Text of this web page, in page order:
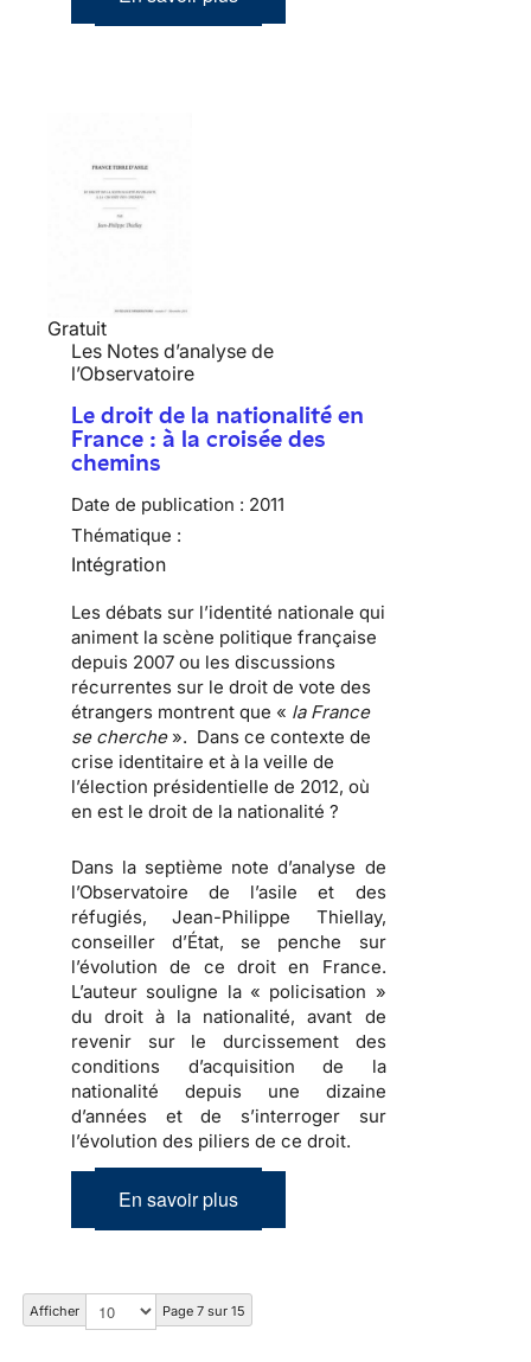
Gratuit
Les Notes d’analyse de
l’Observatoire
Le droit de la nationalité en
France : à la croisée des
chemins
Date de publication : 2011
Thématique :
Intégration
Les débats sur l’identité nationale qui
animent la scène politique française
depuis 2007 ou les discussions
récurrentes sur le droit de vote des
étrangers montrent que « la France
se cherche». Dans ce contexte de
crise identitaire et à la veille de
l’élection présidentielle de 2012, où
en est le droit de la nationalité ?
Dans la septième note d’analyse de
l’Observatoire de l’asile et des
réfugiés,Jean-Philippe Thiellay,
conseiller d’État, se penche sur
l’évolution de ce droit en France.
L’auteur souligne la « policisation »
du droit à la nationalité, avant de
revenir sur le durcissement des
conditions d’acquisition de la
nationalité depuis une dizaine
d’années et de s’interroger sur
l’évolution des piliers de ce droit.
En savoir plus
Afficher Page 7 sur 15